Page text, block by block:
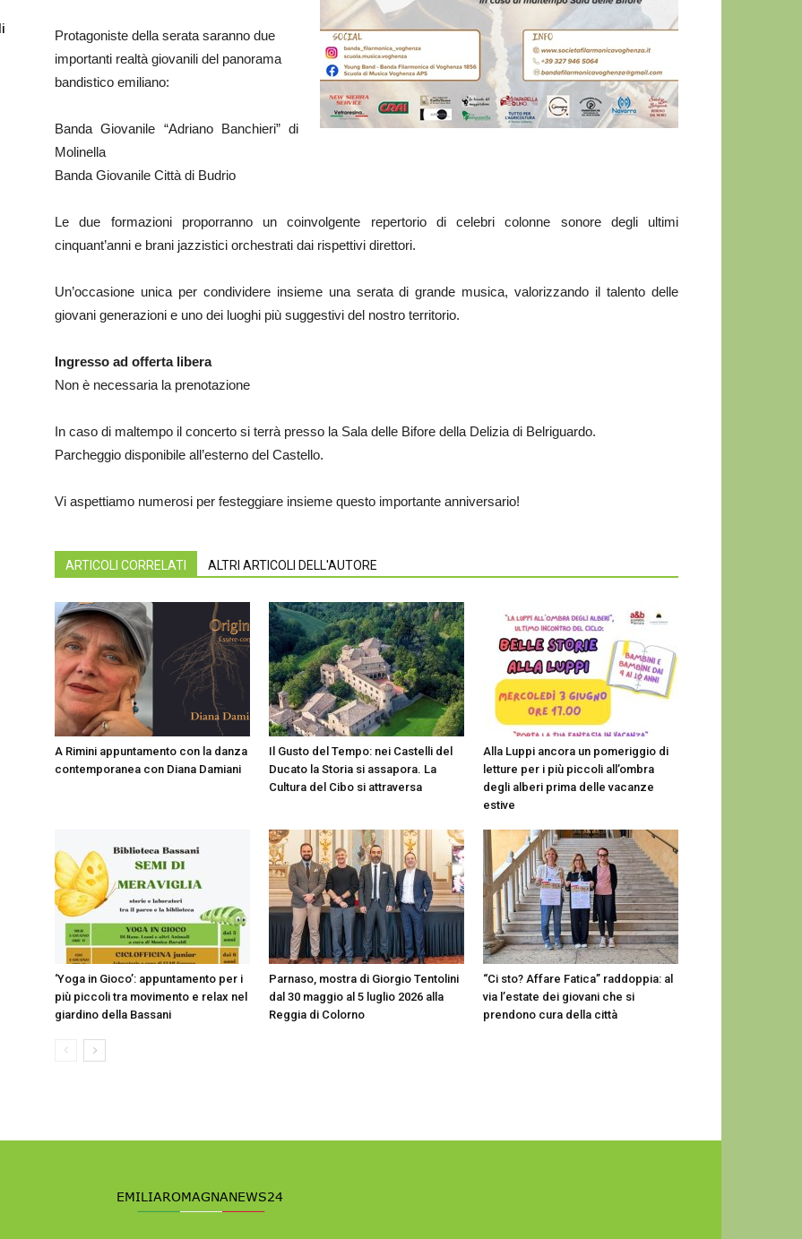
Protagoniste della serata saranno due
importanti realtà giovanili del panorama
bandistico emiliano:
Banda Giovanile “Adriano Banchieri” di
Molinella
Banda Giovanile Città di Budrio
Le due formazioni proporranno un coinvolgente repertorio di celebri colonne sonore degli ultimi
cinquant’anni e brani jazzistici orchestrati dai rispettivi direttori.
Un’occasione unica per condividere insieme una serata di grande musica, valorizzando il talento delle
giovani generazioni e uno dei luoghi più suggestivi del nostro territorio.
Ingresso ad offerta libera
Non è necessaria la prenotazione
In caso di maltempo il concerto si terrà presso la Sala delle Bifore della Delizia di Belriguardo.
Parcheggio disponibile all’esterno del Castello.
Vi aspettiamo numerosi per festeggiare insieme questo importante anniversario!
ARTICOLI CORRELATI ALTRI ARTICOLI DELL'AUTORE
A Rimini appuntamento con la danza
contemporanea con Diana Damiani
Il Gusto del Tempo: nei Castelli del
Ducato la Storia si assapora. La
Cultura del Cibo si attraversa
Alla Luppi ancora un pomeriggio di
letture per i più piccoli all’ombra
degli alberi prima delle vacanze
estive
‘Yoga in Gioco’: appuntamento per i
più piccoli tra movimento e relax nel
giardino della Bassani
Parnaso, mostra di Giorgio Tentolini
dal 30 maggio al 5 luglio 2026 alla
Reggia di Colorno
“Ci sto? Affare Fatica” raddoppia: al
via l’estate dei giovani che si
prendono cura della città